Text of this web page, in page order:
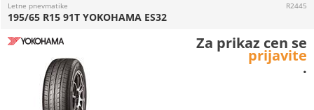
Letne pnevmatike
195/65 R15 91T YOKOHAMA ES32
R2445
Za prikaz cen se
prijavite
.